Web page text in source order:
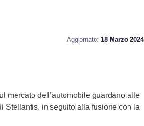
Aggiornato: 18 Marzo 2024
mercato dell’automobile guardano alle
Stellantis, in seguito alla fusione con la